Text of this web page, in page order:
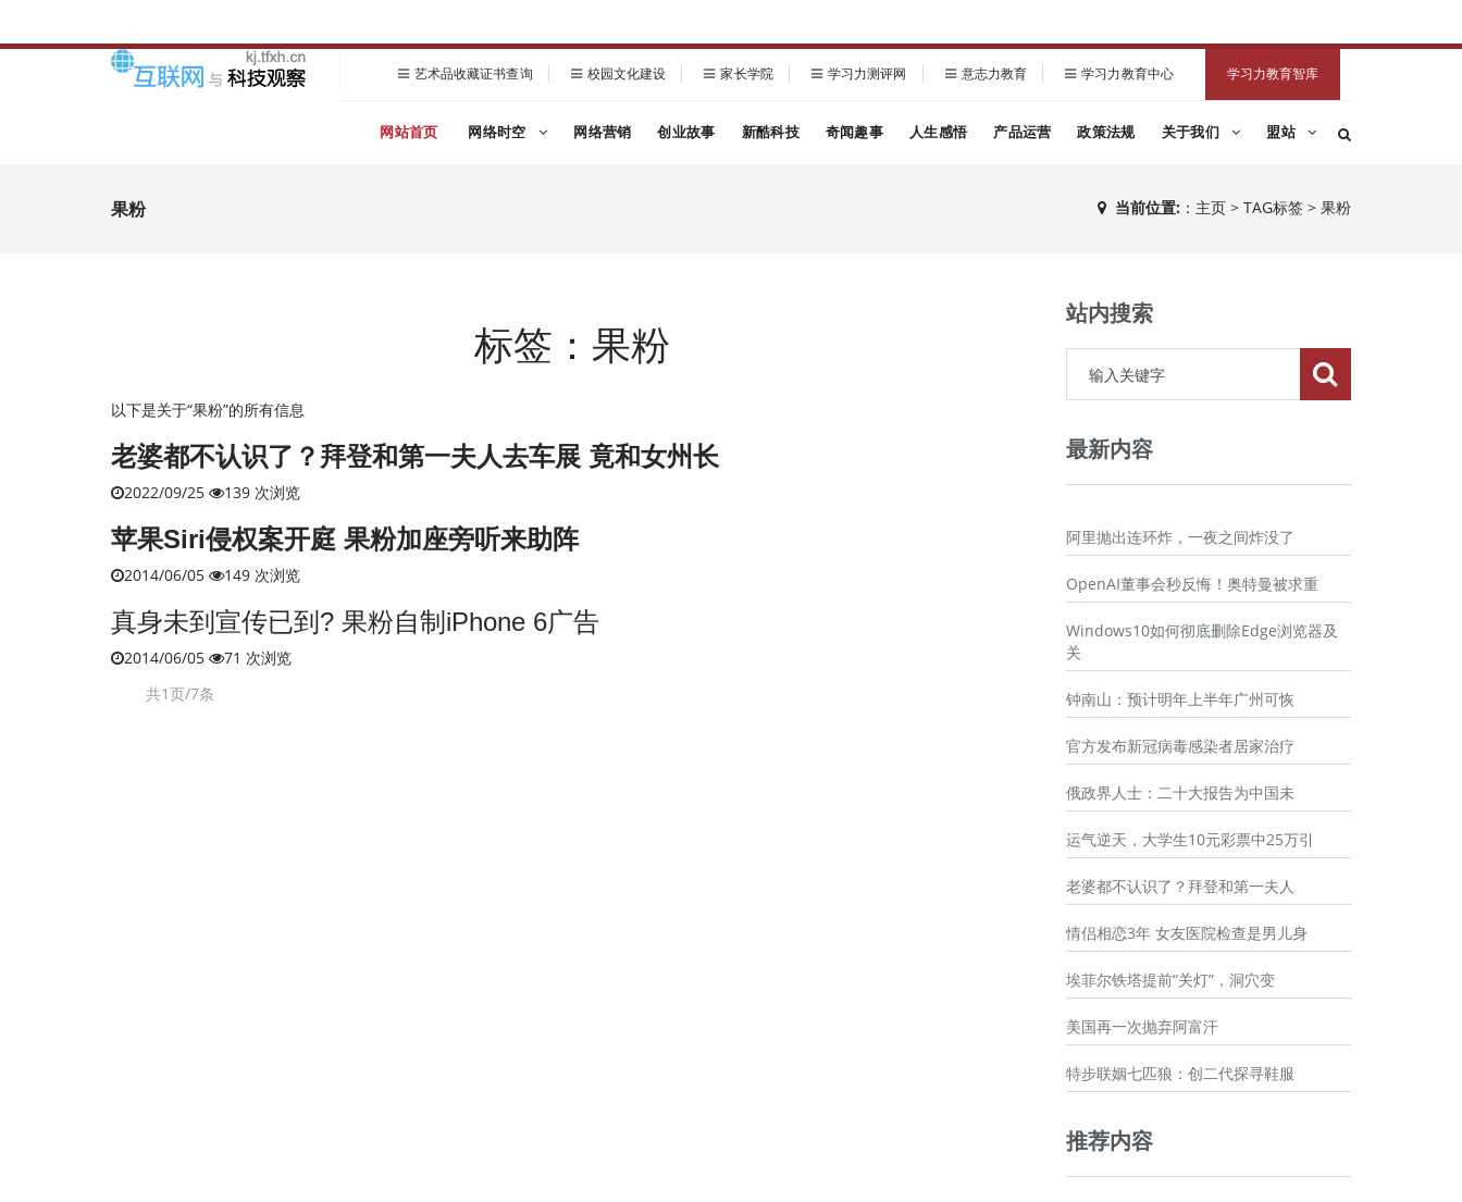
艺术品收藏证书查询 校园文化建设 家长学院 学习力测评网 意志力教育 学习力教育中心 学习力教育智库
网站首页 网络时空 网络营销 创业故事 新酷科技 奇闻趣事 人生感悟 产品运营 政策法规 关于我们 盟站
果粉 当前位置: ： 主页 > TAG标签 > 果粉
标签：果粉
以下是关于“果粉”的所有信息
老婆都不认识了？拜登和第一夫人去车展 竟和女州长
2022/09/25 139 次浏览
苹果Siri侵权案开庭 果粉加座旁听来助阵
2014/06/05 149 次浏览
真身未到宣传已到? 果粉自制iPhone 6广告
2014/06/05
71 次浏览
共1页/7条
站内搜索
最新内容
阿里抛出连环炸，一夜之间炸没了
OpenAI董事会秒反悔！奥特曼被求重
Windows10如何彻底删除Edge浏览器及
关
钟南山：预计明年上半年广州可恢
官方发布新冠病毒感染者居家治疗
俄政界人士：二十大报告为中国未
运气逆天，大学生10元彩票中25万引
老婆都不认识了？拜登和第一夫人
情侣相恋3年 女友医院检查是男儿身
埃菲尔铁塔提前“关灯”，洞穴变
美国再一次抛弃阿富汗
特步联姻七匹狼：创二代探寻鞋服
推荐内容